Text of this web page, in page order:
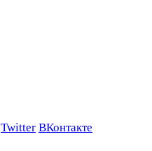
Twitter ВКонтакте